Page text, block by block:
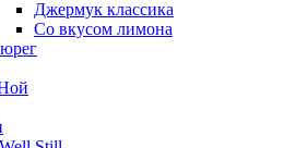
Джермук классика
Со вкусом лимона